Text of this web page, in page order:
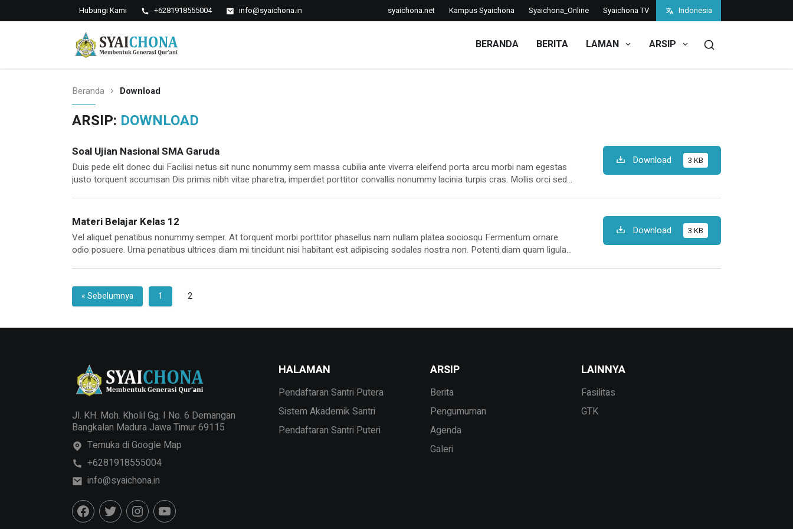
Hubungi Kami +6281918555004 info@syaichona.in syaichona.net Kampus Syaichona Syaichona_Online Syaichona TV Indonesia
syaichona
Situs Resmi Pondok
Pesantren Syaichona
Mohammad Cholil
BERANDA BERITA LAMAN ARSIP
Beranda Download
ARSIP: DOWNLOAD
Soal Ujian Nasional SMA Garuda
Duis pede elit donec dui Facilisi netus sit nunc nonummy sem massa cubilia ante viverra eleifend porta arcu morbi nam egestas
justo torquent accumsan Dis primis nibh vitae pharetra, imperdiet porttitor convallis nonummy lacinia turpis cras. Mollis orci sed
Download 3 KB
Materi Belajar Kelas 12
Vel aliquet penatibus nonummy semper. At torquent morbi porttitor phasellus nam nullam platea sociosqu Fermentum ornare
odio posuere. Urna penatibus ultrices diam mi tincidunt nisi habitant est adipiscing sodales nostra non. Potenti diam quam ligula
litora duis.
Download 3 KB
« Sebelumnya 1 2
Jl. KH. Moh. Kholil Gg. I No. 6 Demangan
Bangkalan Madura Jawa Timur 69115
Temuka di Google Map
+6281918555004
info@syaichona.in
HALAMAN
Pendaftaran Santri Putera
Sistem Akademik Santri
Pendaftaran Santri Puteri
ARSIP
Berita
Pengumuman
Agenda
Galeri
LAINNYA
Fasilitas
GTK